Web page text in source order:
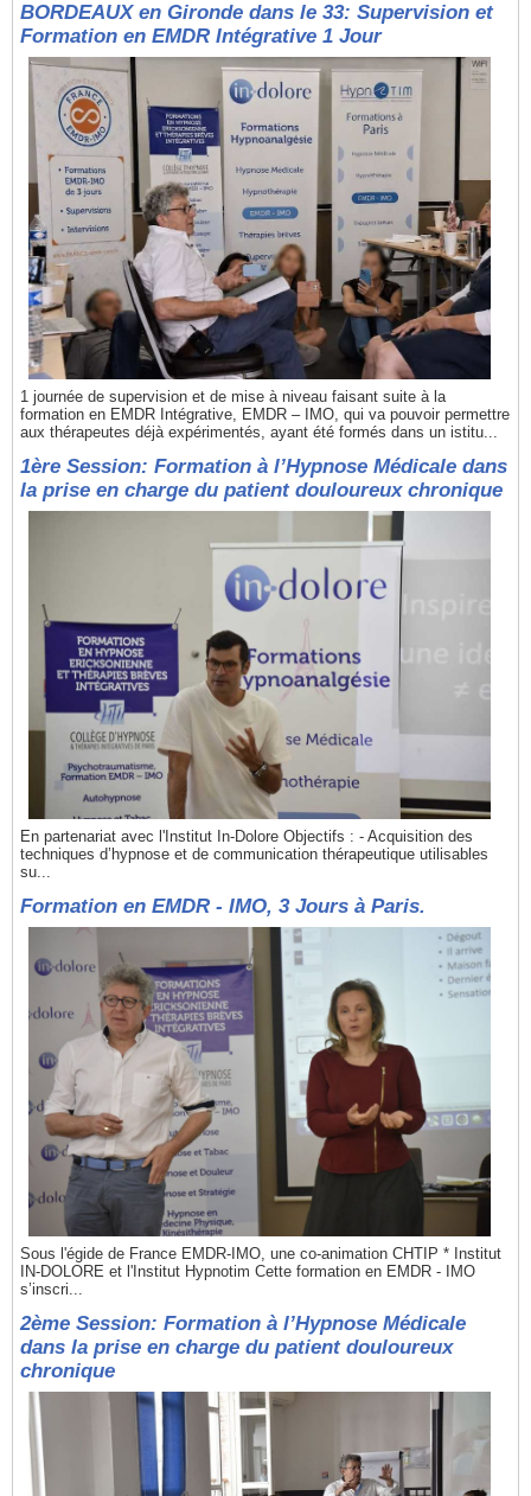
BORDEAUX en Gironde dans le 33: Supervision et
Formation en EMDR Intégrative 1 Jour
1 journée de supervision et de mise à niveau faisant suite à la
formation en EMDR Intégrative, EMDR – IMO, qui va pouvoir permettre
aux thérapeutes déjà expérimentés, ayant été formés dans un istitu...
1ère Session: Formation à l’Hypnose Médicale dans
la prise en charge du patient douloureux chronique
En partenariat avec l'Institut In-Dolore Objectifs : - Acquisition des
techniques d’hypnose et de communication thérapeutique utilisables
su...
Formation en EMDR - IMO, 3 Jours à Paris.
Sous l'égide de France EMDR-IMO, une co-animation CHTIP * Institut
IN-DOLORE et l'Institut Hypnotim Cette formation en EMDR - IMO
s’inscri...
2ème Session: Formation à l’Hypnose Médicale
dans la prise en charge du patient douloureux
chronique